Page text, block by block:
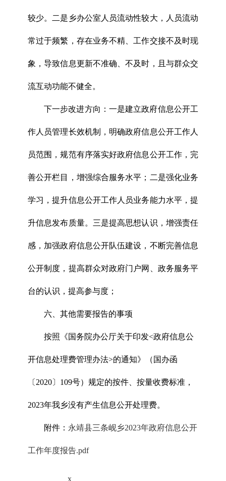
较少。二是乡办公室人员流动性较大，人员流动
常过于频繁，存在业务不精、工作交接不及时现
象，导致信息更新不准确、不及时，且与群众交
流互动功能不健全。
下一步改进方向：一是建立政府信息公开工
作人员管理长效机制，明确政府信息公开工作人
员范围，规范有序落实好政府信息公开工作，完
善公开栏目，增强综合服务水平；二是强化业务
学习，提升信息公开工作人员业务能力水平，提
升信息发布质量。三是提高思想认识，增强责任
感，加强政府信息公开队伍建设，不断完善信息
公开制度，提高群众对政府门户网、政务服务平
台的认识，提高参与度；
六、其他需要报告的事项
按照《国务院办公厅关于印发<政府信息公
开信息处理费管理办法>的通知》（国办函
〔2020〕109号）规定的按件、按量收费标准，
2023年我乡没有产生信息公开处理费。
附件： 永靖县三条岘乡2023年政府信息公开
工作年度报告.pdf
x